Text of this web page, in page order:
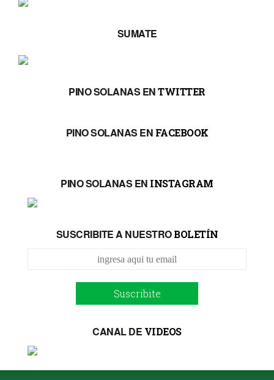
SUMATE
PINO SOLANAS ENTWITTER
PINO SOLANAS EN FACEBOOK
PINO SOLANAS EN INSTAGRAM
SUSCRIBITE A NUESTROBOLETÍN
Suscribite
CANAL DE VIDEOS